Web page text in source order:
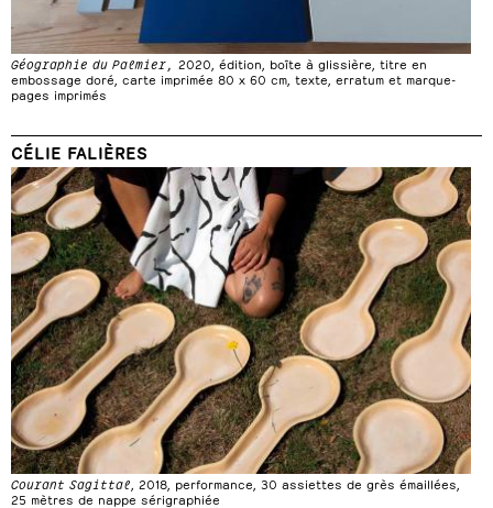
Géographie du Palmier, 2020, édition, boîte à glissière, titre en
embossage doré, carte imprimée 80 x 60 cm, texte, erratum et marque-
pages imprimés
CÉLIE FALIÈRES
Courant Sagittal , 2018, performance, 30 assiettes de grès émaillées,
25 mètres de nappe sérigraphiée